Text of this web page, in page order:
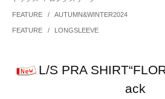
FEATURE / AUTUMN&WINTER2024
FEATURE / LONGSLEEVE
L/S PRA
ack